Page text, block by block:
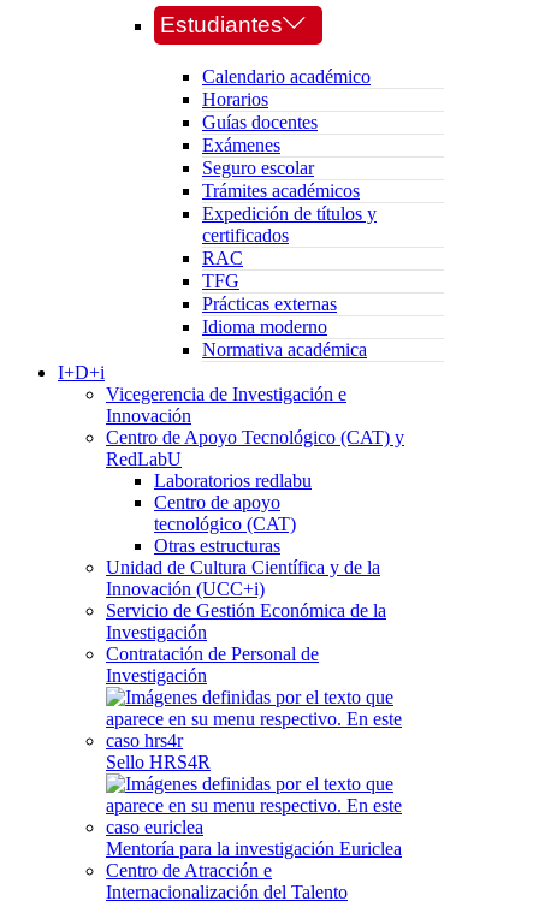
Estudiantes
Calendario académico
Horarios
Guías docentes
Exámenes
Seguro escolar
Trámites académicos
Expedición de títulos y
certificados
RAC
TFG
Prácticas externas
Idioma moderno
Normativa académica
I+D+i
Vicegerencia de Investigación e
Innovación
Centro de Apoyo Tecnológico (CAT) y
RedLabU
Laboratorios redlabu
Centro de apoyo
tecnológico (CAT)
Otras estructuras
Unidad de Cultura Científica y de la
Innovación (UCC+i)
Servicio de Gestión Económica de la
Investigación
Contratación de Personal de
Investigación
Sello HRS4R
Mentoría para la investigación Euriclea
Centro de Atracción e
Internacionalización del Talento